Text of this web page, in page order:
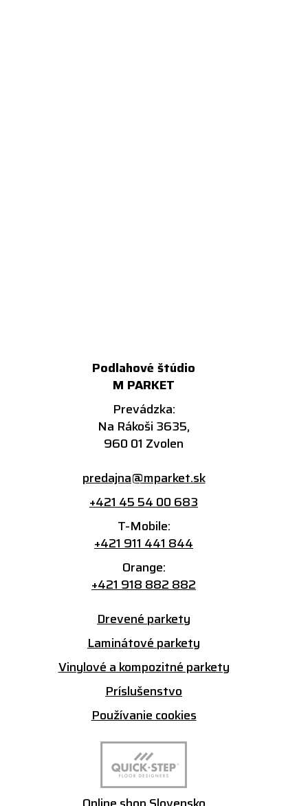
Podlahové štúdio
M PARKET
Prevádzka:
Na Rákoši 3635,
960 01 Zvolen
predajna@mparket.sk
+421 45 54 00 683
T-Mobile:
+421 911 441 844
Orange:
+421 918 882 882
Drevené parkety
Laminátové parkety
Vinylové a kompozitné parkety
Príslušenstvo
Používanie cookies